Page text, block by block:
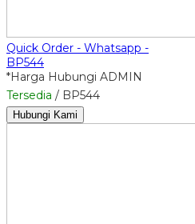
Quick Order - Whatsapp -
BP544
*Harga Hubungi ADMIN
Tersedia / BP544
Hubungi Kami